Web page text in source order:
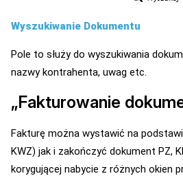
Wyszukiwanie Dokumentu
Pole to służy do wyszukiwania
nazwy kontrahenta, uwag etc.
„Fakturowanie
Fakturę można wystawić na
KWZ) jak i zakończyć dokument PZ,
korygującej nabycie z różnych okien